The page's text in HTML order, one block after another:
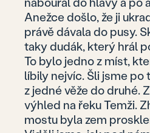
Anežce došlo, že ji
právě dávala do pusy.
taky dudák, který hrál
To bylo jedno z míst,
líbily nejvíc. Šli jsme po
z jedné věže do druhé.
výhled na řeku Temži.
mostu byla zem